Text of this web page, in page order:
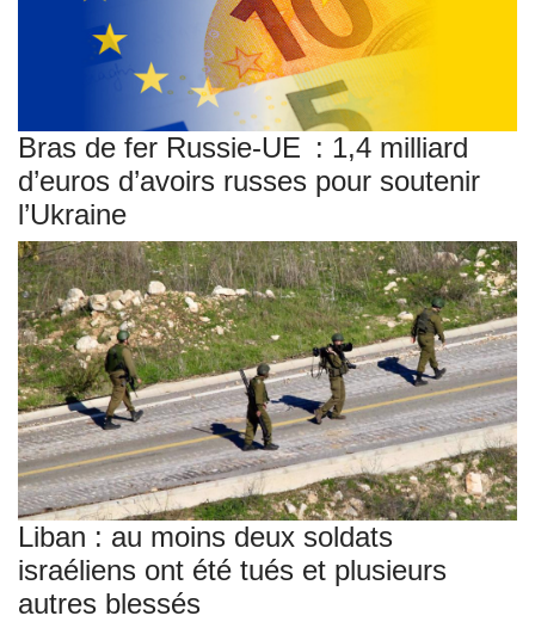
Bras de fer Russie-UE : 1,4 milliard
d’euros d’avoirs russes pour soutenir
l’Ukraine
Liban : au moins deux soldats
israéliens ont été tués et plusieurs
autres blessés